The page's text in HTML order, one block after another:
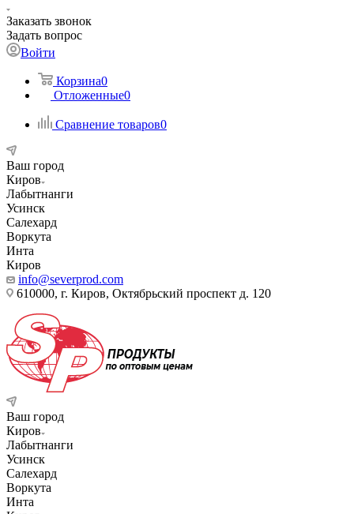
Заказать звонок
Задать вопрос
Войти
Корзина0
Отложенные0
Сравнение товаров0
Ваш город
Киров
Лабытнанги
Усинск
Салехард
Воркута
Инта
Киров
info@severprod.com
610000, г. Киров, Октябрьский проспект д. 120
Ваш город
Киров
Лабытнанги
Усинск
Салехард
Воркута
Инта